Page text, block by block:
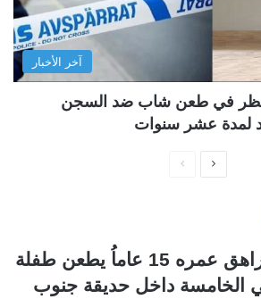
آخر الأخبار
تنظر في طعن شاب ضد السجن
لمدة عشر سنوات
ح
ح
ة
مراهق عمره 15 عاماُ يطعن طفلة
الخامسة داخل حديقة جنوب